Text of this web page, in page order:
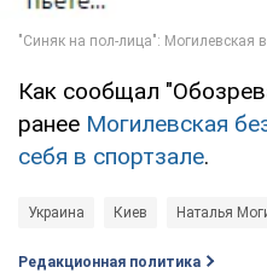
Как сообщал
ранее Могилевская
себя в спортзале.
Украина Киев Наталья
Редакционная политика